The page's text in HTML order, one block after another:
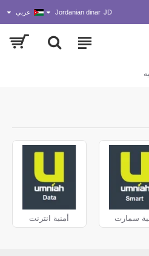
JD
Jordanian dinar عربي
سمارت أمنية انترنت